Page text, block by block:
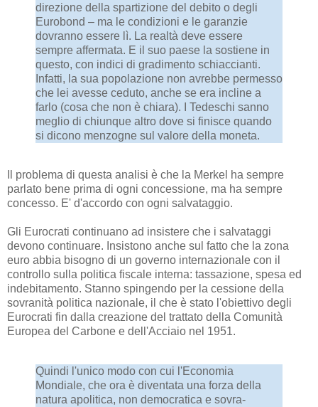
direzione della spartizione del debito o degli
Eurobond – ma le condizioni e le garanzie
dovranno essere lì. La realtà deve essere
sempre affermata. E il suo paese la sostiene in
questo, con indici di gradimento schiaccianti.
Infatti, la sua popolazione non avrebbe permesso
che lei avesse ceduto, anche se era incline a
farlo (cosa che non è chiara). I Tedeschi sanno
meglio di chiunque altro dove si finisce quando
si dicono menzogne sul valore della moneta.
Il problema di questa analisi è che la Merkel ha sempre
parlato bene prima di ogni concessione, ma ha sempre
concesso. E' d'accordo con ogni salvataggio.
Gli Eurocrati continuano ad insistere che i salvataggi
devono continuare. Insistono anche sul fatto che la zona
euro abbia bisogno di un governo internazionale con il
controllo sulla politica fiscale interna: tassazione, spesa ed
indebitamento. Stanno spingendo per la cessione della
sovranità politica nazionale, il che è stato l'obiettivo degli
Eurocrati fin dalla creazione del trattato della Comunità
Europea del Carbone e dell'Acciaio nel 1951.
Quindi l'unico modo con cui l'Economia
Mondiale, che ora è diventata una forza della
natura apolitica, non democratica e sovra-